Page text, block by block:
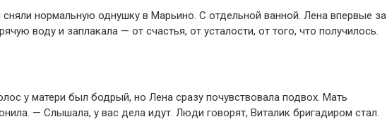
сняли нормальную однушку в Марьино. С отдельной ванной. Лена впервые за
воду и заплакала — от счастья, от усталости, от того, что получилось.
у матери был бодрый, но Лена сразу почувствовала подвох. Мать
— Слышала, у вас дела идут. Люди говорят, Виталик бригадиром стал.